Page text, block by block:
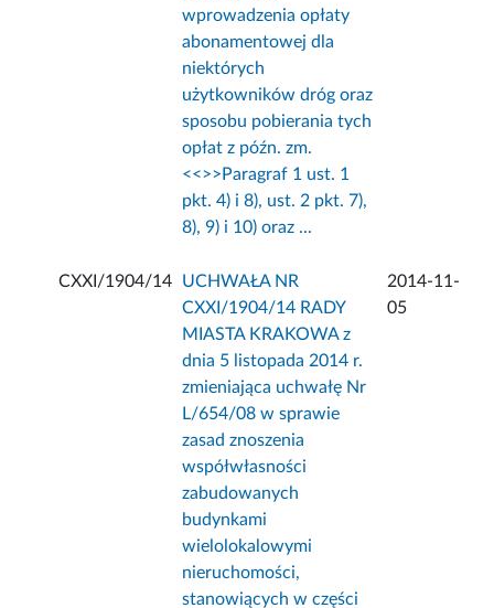
wprowadzenia opłaty
abonamentowej dla
niektórych
użytkowników dróg oraz
sposobu pobierania tych
opłat z późn. zm.
<<>>Paragraf 1 ust. 1
pkt. 4) i 8), ust. 2 pkt. 7),
8), 9) i 10) oraz ...
CXXI/1904/14
UCHWAŁA NR
CXXI/1904/14 RADY
MIASTA KRAKOWA z
dnia 5 listopada 2014 r.
zmieniająca uchwałę Nr
L/654/08 w sprawie
zasad znoszenia
współwłasności
zabudowanych
budynkami
wielolokalowymi
nieruchomości,
stanowiących w części
2014-11-
05